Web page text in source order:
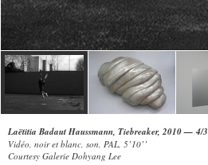
Laëtitia Badaut Haussmann, Tiebreaker, 2010 — 4/3
Vidéo, noir et blanc, son, PAL, 5’10’’
Courtesy Galerie Dohyang Lee